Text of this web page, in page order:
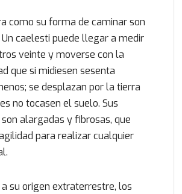
como su forma de caminar son
caelesti puede llegar a medir
veinte y moverse con la
que si midiesen sesenta
se desplazan por la tierra
no tocasen el suelo. Sus
alargadas y fibrosas, que
para realizar cualquier
a su origen extraterrestre, los